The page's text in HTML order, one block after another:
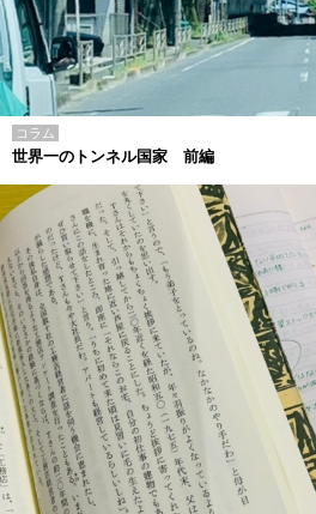
コラム
世界一のトンネル国家 前編